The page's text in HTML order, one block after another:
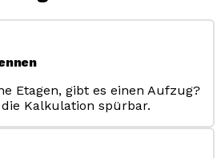
Etagen, gibt es einen Aufzug?
Kalkulation spürbar.